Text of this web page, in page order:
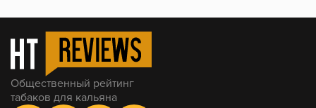
Общественный рейтинг
табаков для кальяна